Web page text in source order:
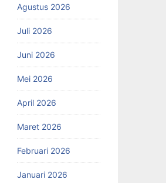
Agustus 2026
Juli 2026
Juni 2026
Mei 2026
April 2026
Maret 2026
Februari 2026
Januari 2026